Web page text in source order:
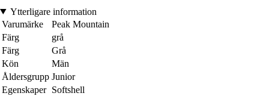
Ytterligare information
Varumärke
Peak Mountain
Färg
grå
Färg
Grå
Kön
Män
Åldersgrupp Junior
Egenskaper Softshell